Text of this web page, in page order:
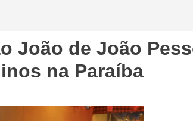
João de João
na Paraíba